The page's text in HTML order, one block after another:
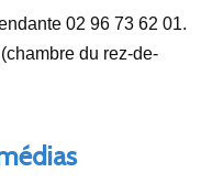
02 96 73 62 01.
(chambre du rez-de-